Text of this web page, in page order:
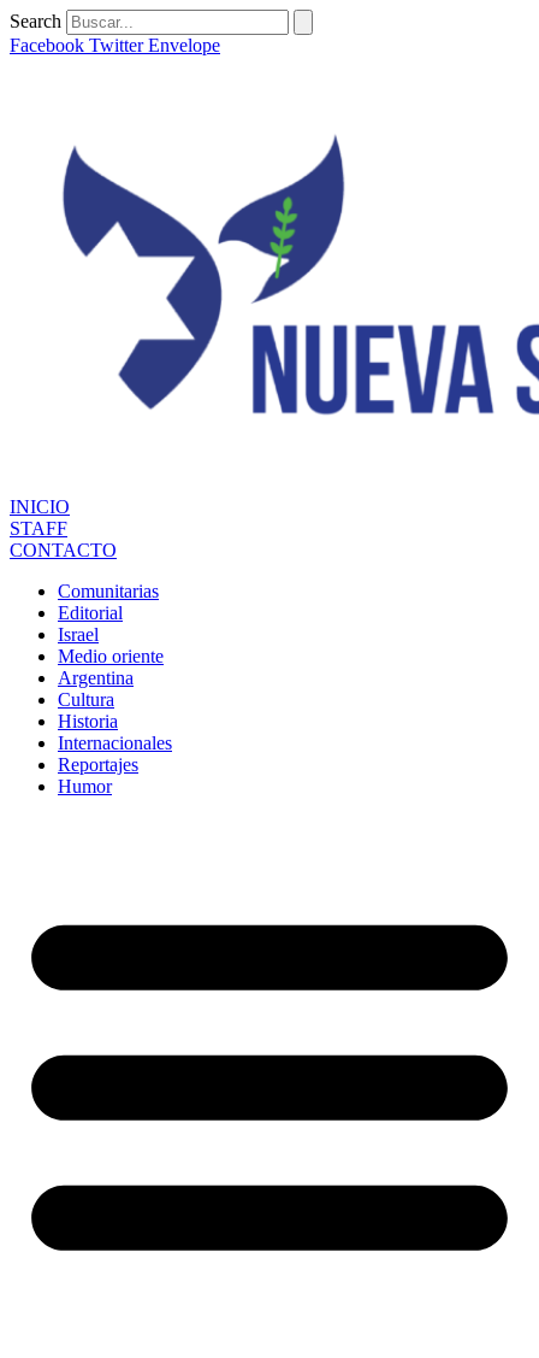
Ir
al
Search
Facebook Twitter Envelope
INICIO
STAFF
CONTACTO
Comunitarias
Editorial
Israel
Medio oriente
Argentina
Cultura
Historia
Internacionales
Reportajes
Humor